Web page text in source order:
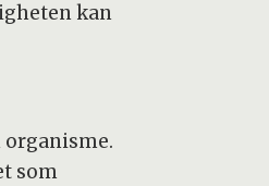
kan
som